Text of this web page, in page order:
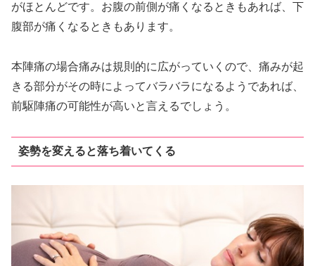
がほとんどです。お腹の前側が痛くなるときもあれば、下
腹部が痛くなるときもあります。
本陣痛の場合痛みは規則的に広がっていくので、痛みが起
きる部分がその時によってバラバラになるようであれば、
前駆陣痛の可能性が高いと言えるでしょう。
姿勢を変えると落ち着いてくる